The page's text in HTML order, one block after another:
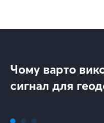
Чому варто
сигнал для